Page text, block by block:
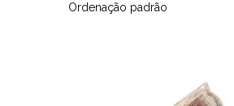
Ordenação padrão